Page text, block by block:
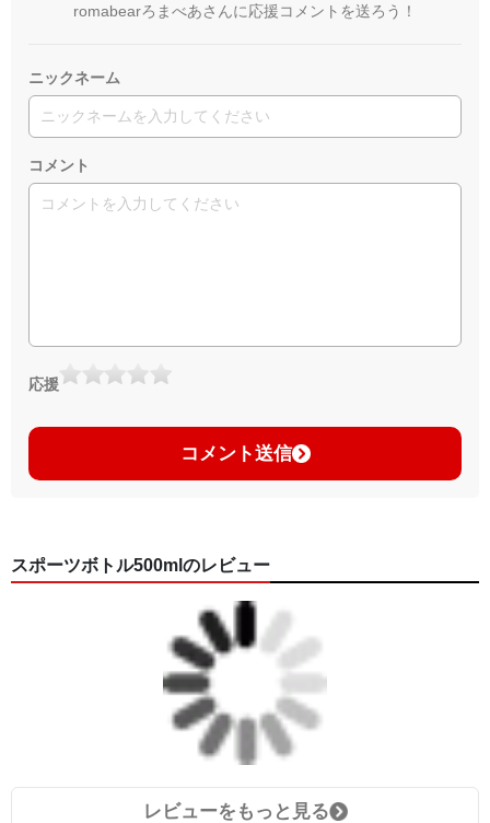
romabearろまべあさんに応援コメントを送ろう！
ニックネーム
コメント
応援
コメント送信
スポーツボトル500mlのレビュー
レビューをもっと見る